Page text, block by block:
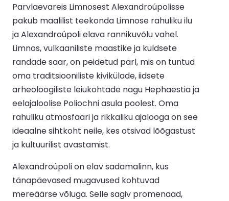
Parvlaevareis Limnosest Alexandroúpolisse
pakub maalilist teekonda Limnose rahuliku ilu
ja Alexandroúpoli elava rannikuvõlu vahel.
Limnos, vulkaaniliste maastike ja kuldsete
randade saar, on peidetud pärl, mis on tuntud
oma traditsiooniliste kivikülade, iidsete
arheoloogiliste leiukohtade nagu Hephaestia ja
eelajaloolise Poliochni asula poolest. Oma
rahuliku atmosfääri ja rikkaliku ajalooga on see
ideaalne sihtkoht neile, kes otsivad lõõgastust
ja kultuurilist avastamist.
Alexandroúpoli on elav sadamalinn, kus
tänapäevased mugavused kohtuvad
mereäärse võluga. Selle sagiv promenaad,